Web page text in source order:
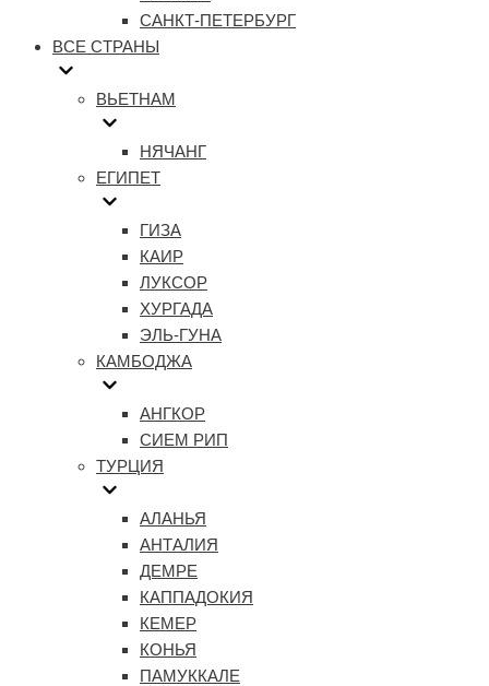
САНКТ-ПЕТЕРБУРГ
ВСЕ СТРАНЫ
ВЬЕТНАМ
НЯЧАНГ
ЕГИПЕТ
ГИЗА
КАИР
ЛУКСОР
ХУРГАДА
ЭЛЬ-ГУНА
КАМБОДЖА
АНГКОР
СИЕМ РИП
ТУРЦИЯ
АЛАНЬЯ
АНТАЛИЯ
ДЕМРЕ
КАППАДОКИЯ
КЕМЕР
КОНЬЯ
ПАМУККАЛЕ